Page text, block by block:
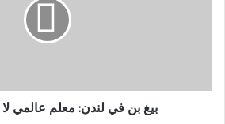
زيارته
بيغ بن في لندن: معلم عالمي لا